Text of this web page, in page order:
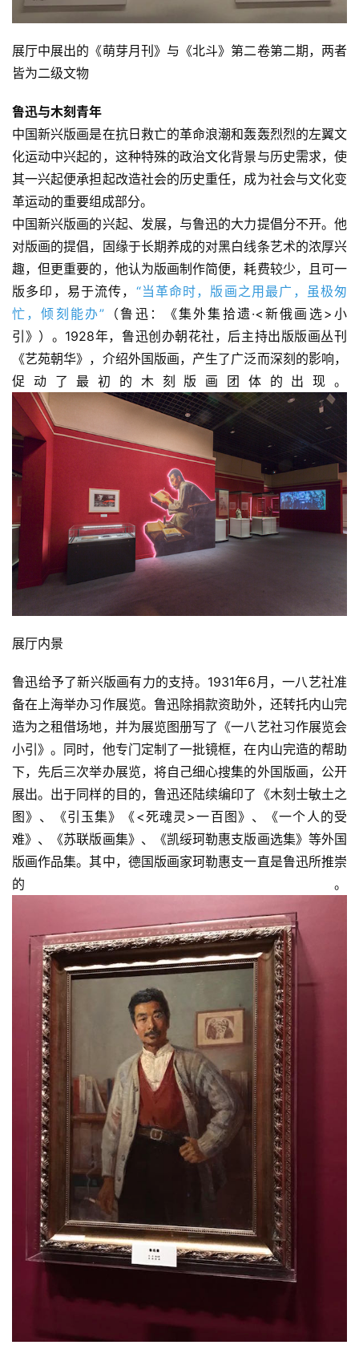
展厅中展出的《萌芽月刊》与《北斗》第二卷第二期，两者
皆为二级文物
鲁迅与木刻青年
中国新兴版画是在抗日救亡的革命浪潮和轰轰烈烈的左翼文
化运动中兴起的，这种特殊的政治文化背景与历史需求，使
其一兴起便承担起改造社会的历史重任，成为社会与文化变
革运动的重要组成部分。
中国新兴版画的兴起、发展，与鲁迅的大力提倡分不开。他
对版画的提倡，固缘于长期养成的对黑白线条艺术的浓厚兴
趣，但更重要的，他认为版画制作简便，耗费较少，且可一
版多印，易于流传， “当革命时，版画之用最广，虽极匆
忙，倾刻能办” （鲁迅：《集外集拾遗·<新俄画选>小
引》）。1928年，鲁迅创办朝花社，后主持出版版画丛刊
《艺苑朝华》，介绍外国版画，产生了广泛而深刻的影响，
促动了最初的木刻版画团体的出现。
展厅内景
鲁迅给予了新兴版画有力的支持。1931年6月，一八艺社准
备在上海举办习作展览。鲁迅除捐款资助外，还转托内山完
造为之租借场地，并为展览图册写了《一八艺社习作展览会
小引》。同时，他专门定制了一批镜框，在内山完造的帮助
下，先后三次举办展览，将自己细心搜集的外国版画，公开
展出。出于同样的目的，鲁迅还陆续编印了《木刻士敏土之
图》、《引玉集》《<死魂灵>一百图》、《一个人的受
难》、《苏联版画集》、《凯绥珂勒惠支版画选集》等外国
版画作品集。其中，德国版画家珂勒惠支一直是鲁迅所推崇
的。